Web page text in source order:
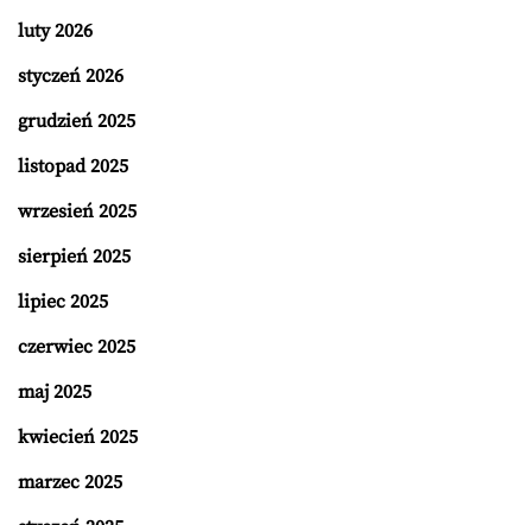
luty 2026
styczeń 2026
grudzień 2025
listopad 2025
wrzesień 2025
sierpień 2025
lipiec 2025
czerwiec 2025
maj 2025
kwiecień 2025
marzec 2025